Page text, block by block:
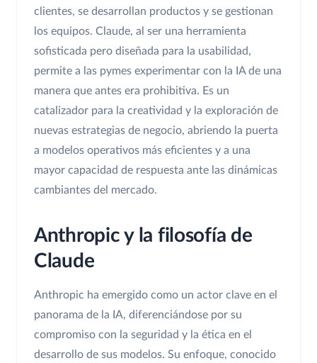
clientes, se desarrollan productos y se gestionan
los equipos. Claude, al ser una herramienta
sofisticada pero diseñada para la usabilidad,
permite a las pymes experimentar con la IA de una
manera que antes era prohibitiva. Es un
catalizador para la creatividad y la exploración de
nuevas estrategias de negocio, abriendo la puerta
a modelos operativos más eficientes y a una
mayor capacidad de respuesta ante las dinámicas
cambiantes del mercado.
Anthropic y la filosofía de
Claude
Anthropic ha emergido como un actor clave en el
panorama de la IA, diferenciándose por su
compromiso con la seguridad y la ética en el
desarrollo de sus modelos. Su enfoque, conocido